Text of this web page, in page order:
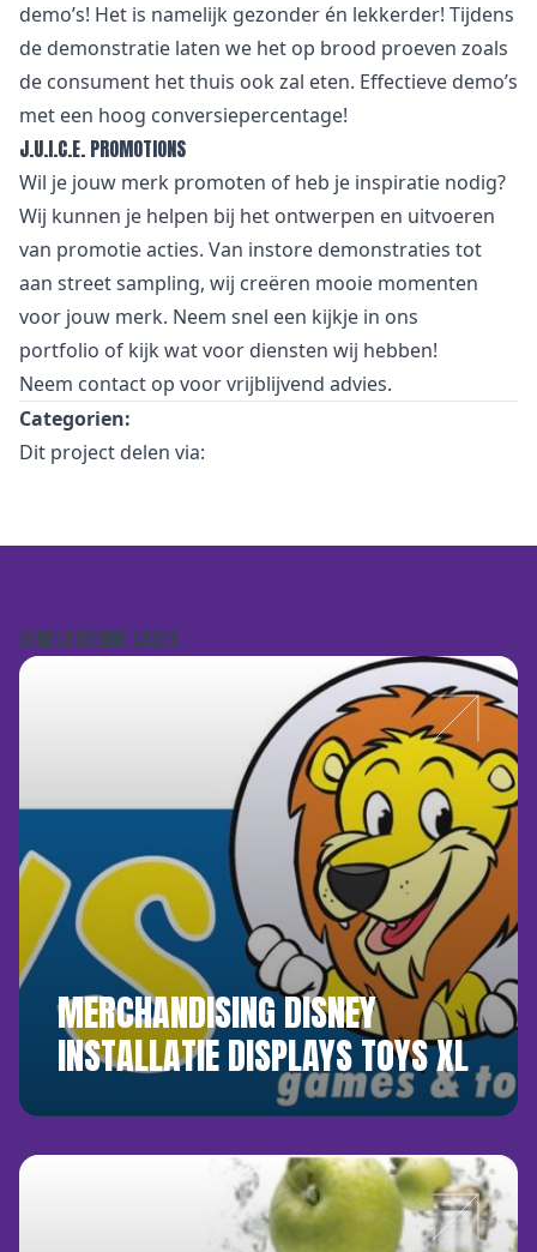
demo’s! Het is namelijk gezonder én lekkerder! Tijdens
de demonstratie laten we het op brood proeven zoals
de consument het thuis ook zal eten. Effectieve demo’s
met een hoog conversiepercentage!
J.U.I.C.E. PROMOTIONS
Wil je jouw merk promoten of heb je inspiratie nodig?
Wij kunnen je helpen bij het ontwerpen en uitvoeren
van promotie acties. Van instore demonstraties tot
aan street sampling, wij creëren mooie momenten
voor jouw merk. Neem snel een kijkje in ons
portfolio of kijk wat voor diensten wij hebben!
Neem contact op voor vrijblijvend advies.
Categorien:
Dit project delen via:
GERELATEERDE CASES
MERCHANDISING DISNEY
INSTALLATIE DISPLAYS TOYS XL